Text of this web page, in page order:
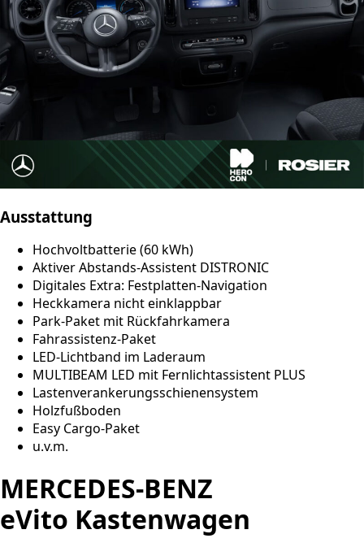
Ausstattung
Hochvoltbatterie (60 kWh)
Aktiver Abstands-Assistent DISTRONIC
Digitales Extra: Festplatten-Navigation
Heckkamera nicht einklappbar
Park-Paket mit Rückfahrkamera
Fahrassistenz-Paket
LED-Lichtband im Laderaum
MULTIBEAM LED mit Fernlichtassistent PLUS
Lastenverankerungsschienensystem
Holzfußboden
Easy Cargo-Paket
u.v.m.
MERCEDES-BENZ
eVito Kastenwagen